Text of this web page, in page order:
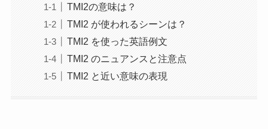
TMI2の意味は？
TMI2 が使われるシーンは？
TMI2 を使った英語例文
TMI2 のニュアンスと注意点
TMI2 と近い意味の表現